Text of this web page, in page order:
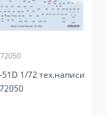
1/72 тех.написи